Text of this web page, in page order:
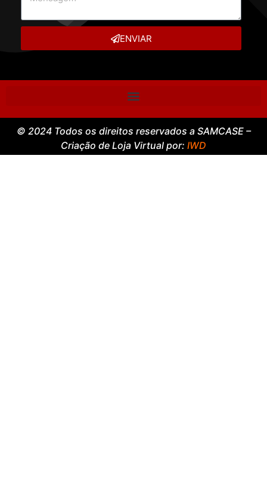
ENVIAR
© 2024 Todos os direitos reservados a SAMCASE –
Criação de Loja Virtual por: IWD